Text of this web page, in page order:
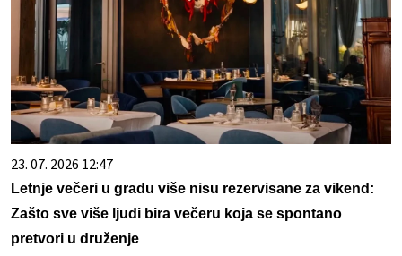
23. 07. 2026 12:47
Letnje večeri u gradu više nisu rezervisane za vikend:
Zašto sve više ljudi bira večeru koja se spontano
pretvori u druženje